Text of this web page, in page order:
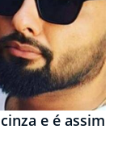
e é assim